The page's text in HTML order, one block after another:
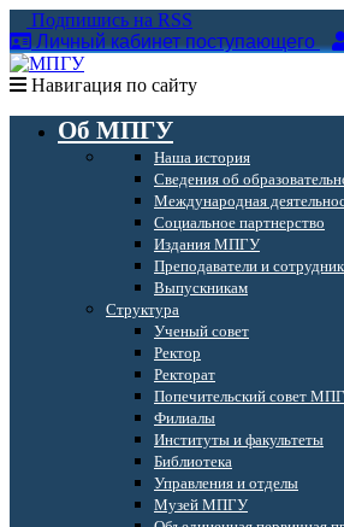
Подпишись на RSS
Личный кабинет поступающего
Навигация по сайту
Об МПГУ
Наша история
Сведения об
Международная
Социальное партнерство
Издания МПГУ
Преподаватели и
Выпускникам
Структура
Ученый совет
Ректор
Ректорат
Попечительский совет
Филиалы
Институты и факультеты
Библиотека
Управления и отделы
Музей МПГУ